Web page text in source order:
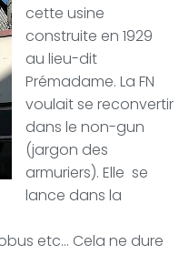
cette usine
construite en 1929
au lieu-dit
Prémadame. La FN
voulait se reconvertir
dans le non-gun
(jargon des
armuriers). Elle se
lance dans la
etc… Cela ne dure